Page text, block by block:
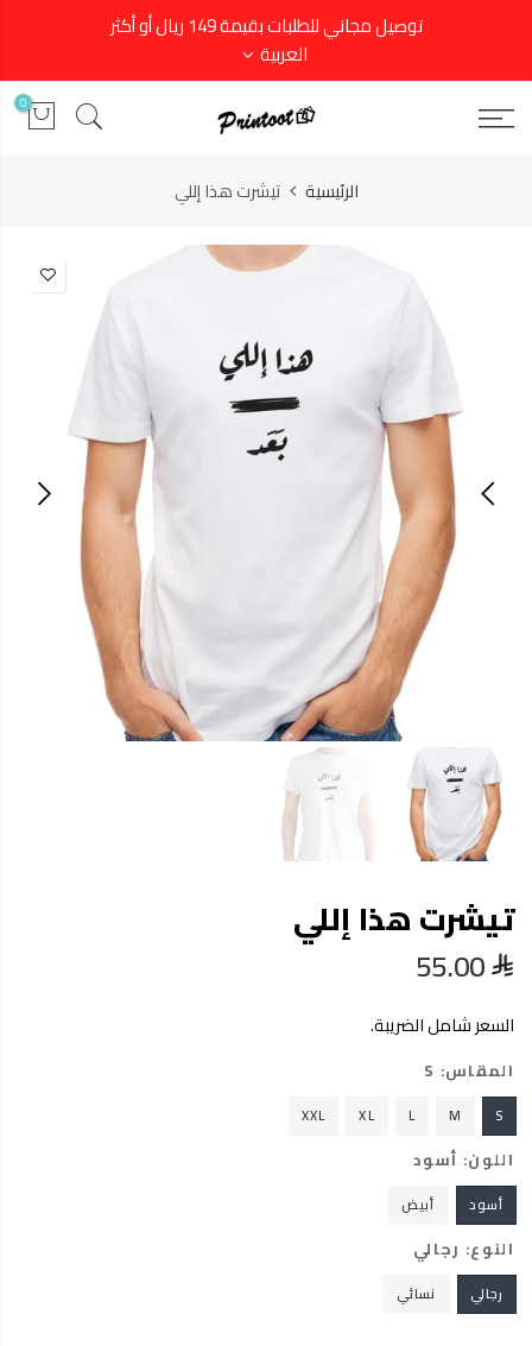
توصيل مجاني للطلبات بقيمة 149 ريال أو أكثر
العربية
0
الرئيسية تيشرت هذا إللي
تيشرت هذا إللي
55.00
السعر شامل الضريبة.
المقاس: S
S
M
L
XL
XXL
اللون: أسود
أسود أبيض
النوع: رجالي
رجالي نسائي